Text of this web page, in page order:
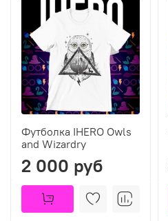
Футболка IHERO Owls
and Wizardry
2 000 руб